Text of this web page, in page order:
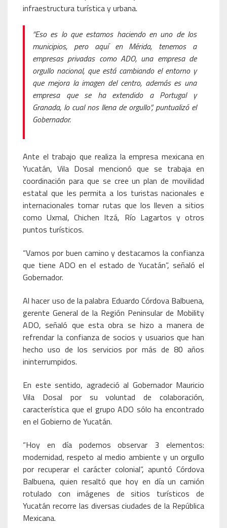
infraestructura turística y urbana.
“Eso es lo que estamos haciendo en uno de los
municipios, pero aquí en Mérida, tenemos a
empresas privadas como ADO, una empresa de
orgullo nacional, que está cambiando el entorno y
que mejora la imagen del centro, además es una
empresa que se ha extendido a Portugal y
Granada, lo cual nos llena de orgullo”, puntualizó el
Gobernador.
Ante el trabajo que realiza la empresa mexicana en
Yucatán, Vila Dosal mencionó que se trabaja en
coordinación para que se cree un plan de movilidad
estatal que les permita a los turistas nacionales e
internacionales tomar rutas que los lleven a sitios
como Uxmal, Chichen Itzá, Río Lagartos y otros
puntos turísticos.
“Vamos por buen camino y destacamos la confianza
que tiene ADO en el estado de Yucatán”, señaló el
Gobernador.
Al hacer uso de la palabra Eduardo Córdova Balbuena,
gerente General de la Región Peninsular de Mobility
ADO, señaló que esta obra se hizo a manera de
refrendar la confianza de socios y usuarios que han
hecho uso de los servicios por más de 80 años
ininterrumpidos.
En este sentido, agradeció al Gobernador Mauricio
Vila Dosal por su voluntad de colaboración,
característica que el grupo ADO sólo ha encontrado
en el Gobierno de Yucatán.
“Hoy en día podemos observar 3 elementos:
modernidad, respeto al medio ambiente y un orgullo
por recuperar el carácter colonial”, apuntó Córdova
Balbuena, quien resaltó que hoy en día un camión
rotulado con imágenes de sitios turísticos de
Yucatán recorre las diversas ciudades de la República
Mexicana.